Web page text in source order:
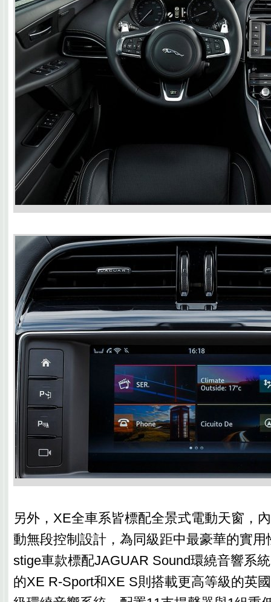
另外，XE全車系皆標配全景式電動天窗，
動無段控制設計，為同級距中最豪華的實
stige車款標配JAGUAR Sound環繞音響系
的XE R-Sport和XE S則搭載更高等級的英